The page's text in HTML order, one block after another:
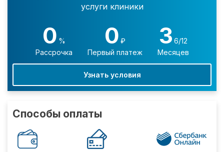
услуги клиники
0 %
Рассрочка
0 ₽
Первый платеж
3 6/12
Месяцев
Узнать условия
Способы оплаты